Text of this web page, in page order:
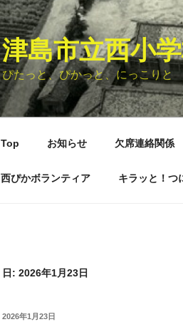
津島市立西小
ぴたっと、ぴかっと、にっこりと
Top お知らせ 欠席連絡関係
西ぴかボランティア キラッと！つ
日: 2026年1月23日
投
2026年1月23日